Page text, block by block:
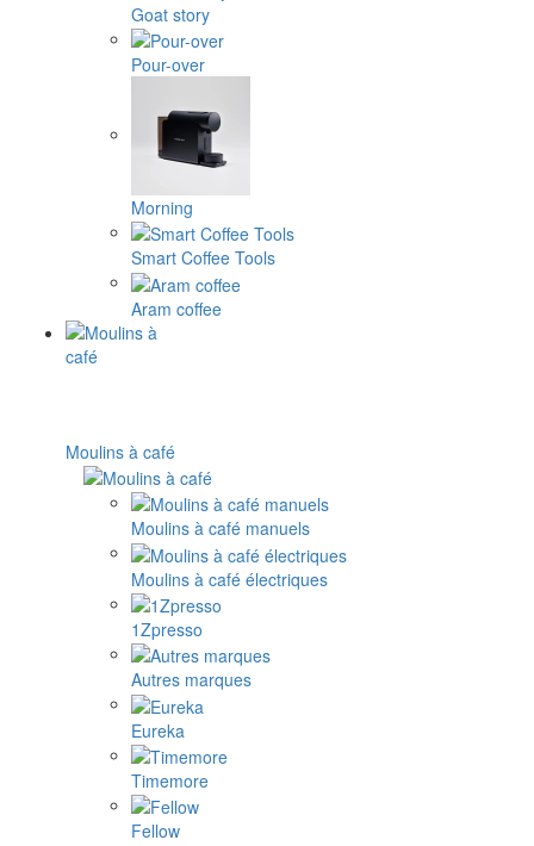
Goat story
Pour-over
Morning
Smart Coffee Tools
Aram coffee
Moulins à café
Moulins à café manuels
Moulins à café électriques
1Zpresso
Autres marques
Eureka
Timemore
Fellow